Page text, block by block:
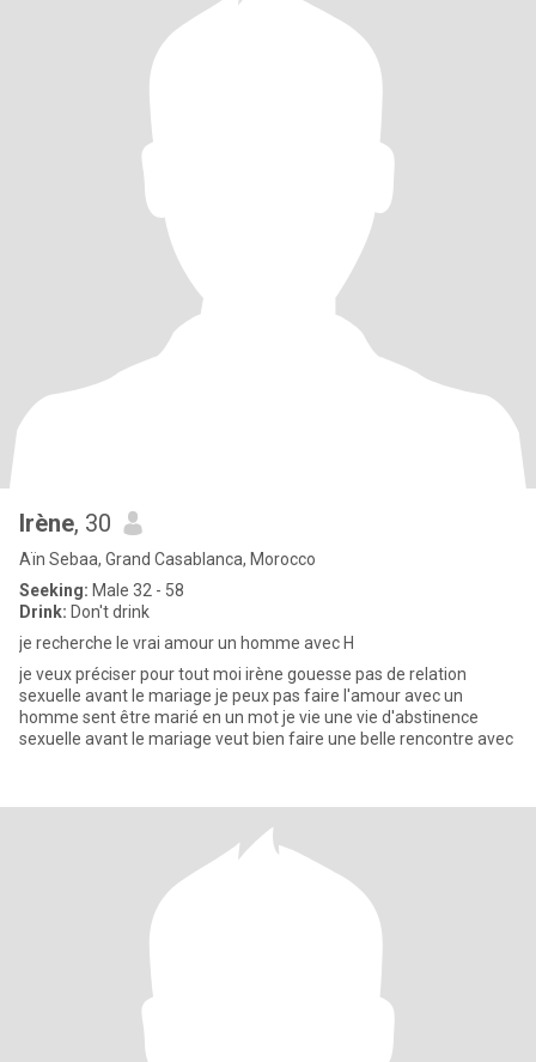
Irène, 30
Aïn Sebaa, Grand Casablanca, Morocco
Seeking: Male 32 - 58
Drink: Don't drink
je recherche le vrai amour un homme avec H
je veux préciser pour tout moi irène gouesse pas de relation
sexuelle avant le mariage je peux pas faire l'amour avec un
homme sent être marié en un mot je vie une vie d'abstinence
sexuelle avant le mariage veut bien faire une belle rencontre avec